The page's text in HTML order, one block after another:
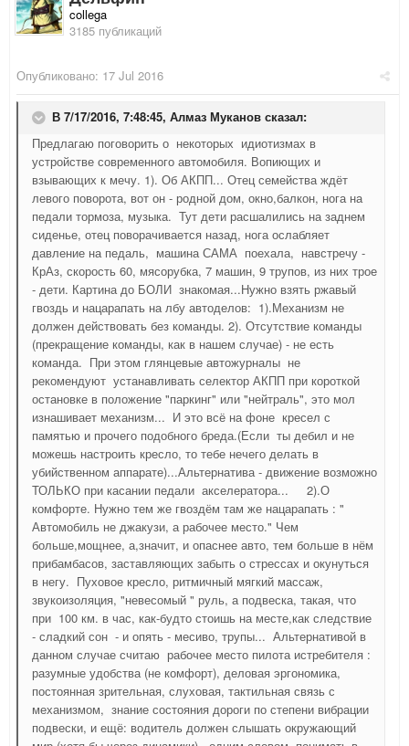
collega
3185 публикаций
Опубликовано: 17 Jul 2016
В 7/17/2016, 7:48:45, Алмаз Муканов сказал:
Предлагаю поговорить о некоторых идиотизмах в
устройстве современного автомобиля. Вопиющих и
взывающих к мечу. 1). Об АКПП... Отец семейства ждёт
левого поворота, вот он - родной дом, окно,балкон, нога на
педали тормоза, музыка. Тут дети расшалились на заднем
сиденье, отец поворачивается назад, нога ослабляет
давление на педаль, машина САМА поехала, навстречу -
КрАз, скорость 60, мясорубка, 7 машин, 9 трупов, из них трое
- дети. Картина до БОЛИ знакомая...Нужно взять ржавый
гвоздь и нацарапать на лбу автоделов: 1).Механизм не
должен действовать без команды. 2). Отсутствие команды
(прекращение команды, как в нашем случае) - не есть
команда. При этом глянцевые автожурналы не
рекомендуют устанавливать селектор АКПП при короткой
остановке в положение "паркинг" или "нейтраль", это мол
изнашивает механизм... И это всё на фоне кресел с
памятью и прочего подобного бреда.(Если ты дебил и не
можешь настроить кресло, то тебе нечего делать в
убийственном аппарате)...Альтернатива - движение возможно
ТОЛЬКО при касании педали акселератора... 2).О
комфорте. Нужно тем же гвоздём там же нацарапать : "
Автомобиль не джакузи, а рабочее место." Чем
больше,мощнее, а,значит, и опаснее авто, тем больше в нём
прибамбасов, заставляющих забыть о стрессах и окунуться
в негу. Пуховое кресло, ритмичный мягкий массаж,
звукоизоляция, "невесомый " руль, а подвеска, такая, что
при 100 км. в час, как-будто стоишь на месте,как следствие
- сладкий сон - и опять - месиво, трупы... Альтернативой в
данном случае считаю рабочее место пилота истребителя :
разумные удобства (не комфорт), деловая эргономика,
постоянная зрительная, слуховая, тактильная связь с
механизмом, знание состояния дороги по степени вибрации
подвески, и ещё: водитель должен слышать окружающий